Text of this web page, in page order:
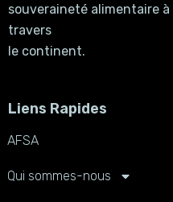
souveraineté alimentaire à
travers
le continent.
Liens Rapides
AFSA
Qui sommes-nous